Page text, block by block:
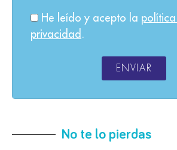
He leído y acepto la
privacidad .
ENVIAR
No te lo pierdas